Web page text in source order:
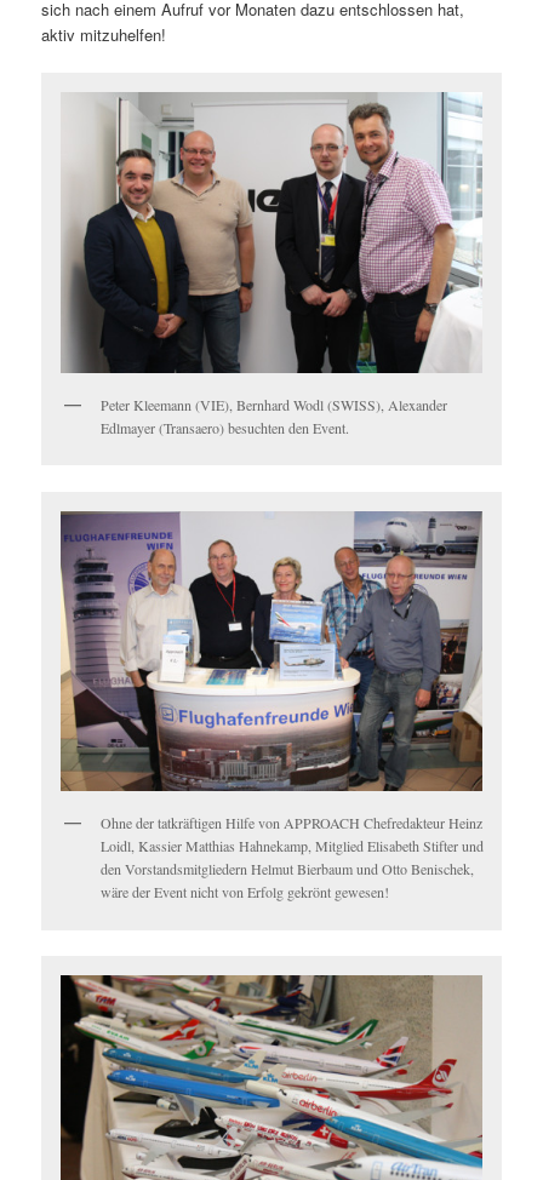
sich nach einem Aufruf vor Monaten dazu entschlossen hat,
aktiv mitzuhelfen!
Peter Kleemann (VIE), Bernhard Wodl (SWISS), Alexander
Edlmayer (Transaero) besuchten den Event.
Ohne der tatkräftigen Hilfe von APPROACH Chefredakteur Heinz
Loidl, Kassier Matthias Hahnekamp, Mitglied Elisabeth Stifter und
den Vorstandsmitgliedern Helmut Bierbaum und Otto Benischek,
wäre der Event nicht von Erfolg gekrönt gewesen!